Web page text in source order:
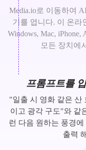
Media.io로 이동하여
기를 엽니다. 이 온라
Windows, Mac,
모든 장치에
프롬프트를
"일출 시 영화 같은 산
이고 광각 구도"와 같
런 다음 원하는 풍경
출력